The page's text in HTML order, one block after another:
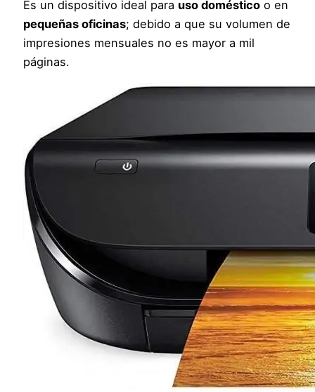
Es un dispositivo ideal para uso doméstico o en
pequeñas oficinas; debido a que su volumen de
impresiones mensuales no es mayor a mil
páginas.